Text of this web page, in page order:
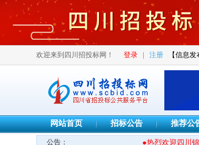
欢迎来到四川招投标网！ 登录 注册 【信息发
网站首页 招标公告 推荐公
公告： ●热烈欢迎四川锦